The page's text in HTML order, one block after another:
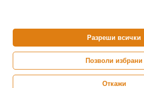
ePharm е лицензирана
Изпълнителна Агенция
Разреши всички
Позволи избрани
Откажи